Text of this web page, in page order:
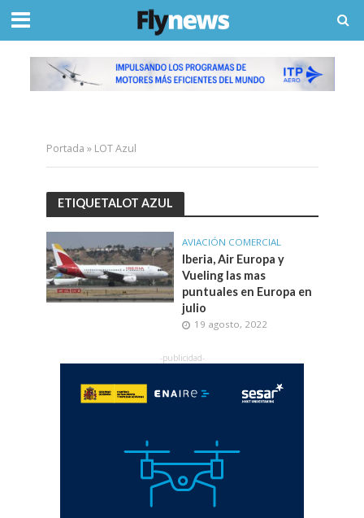
Portada » LOT Azul
ETIQUETALOT AZUL
AVIACIÓN COMERCIAL
Iberia, Air Europa y
Vueling las mas
puntuales en Europa en
julio
19 agosto, 2022